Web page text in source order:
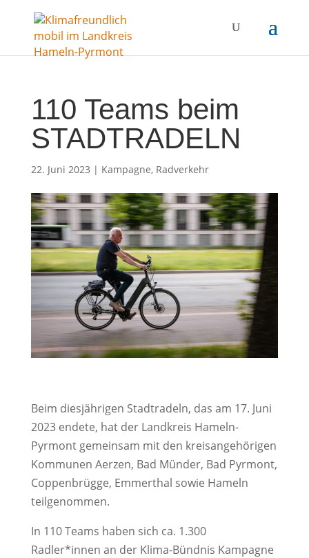
110 Teams beim
STADTRADELN
22. Juni 2023 | Kampagne, Radverkehr
Beim diesjährigen Stadtradeln, das am 17. Juni
2023 endete, hat der Landkreis Hameln-
Pyrmont gemeinsam mit den kreisangehörigen
Kommunen Aerzen, Bad Münder, Bad Pyrmont,
Coppenbrügge, Emmerthal sowie Hameln
teilgenommen.
In 110 Teams haben sich ca. 1.300
Radler*innen an der Klima-Bündnis Kampagne